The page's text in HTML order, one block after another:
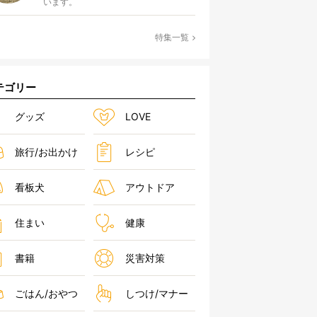
特集一覧
ゴリー
グッズ LOVE
旅行/お出かけ レシピ
看板犬 アウトドア
住まい 健康
書籍 災害対策
ごはん/おやつ しつけ/マナー